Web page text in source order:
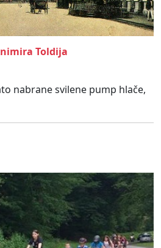
Toldija
nabrane svilene pump hlače,